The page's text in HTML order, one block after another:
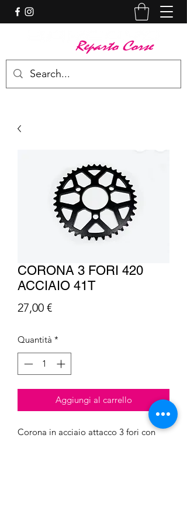
CORONA 3 FORI 420
ACCIAIO 41T
27,00 €Prezzo
Quantità *
Aggiungi al carrello
Corona in acciaio attacco 3 fori con